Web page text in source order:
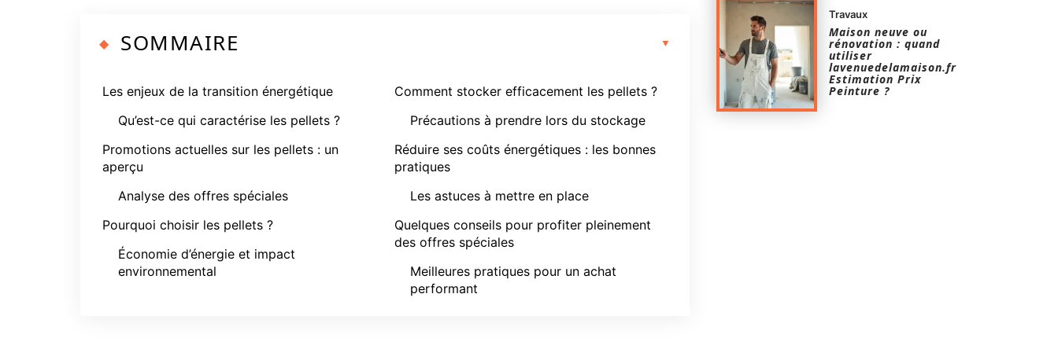
SOMMAIRE
Les enjeux de la transition énergétique
Qu’est-ce qui caractérise les pellets ?
Promotions actuelles sur les pellets : un
aperçu
Analyse des offres spéciales
Pourquoi choisir les pellets ?
Économie d’énergie et impact
environnemental
Comment stocker efficacement les pellets ?
Précautions à prendre lors du stockage
Réduire ses coûts énergétiques : les bonnes
pratiques
Les astuces à mettre en place
Quelques conseils pour profiter pleinement
des offres spéciales
Meilleures pratiques pour un achat
performant
Travaux
Maison neuve ou
rénovation : quand
utiliser
lavenuedelamaison.fr
Estimation Prix
Peinture ?